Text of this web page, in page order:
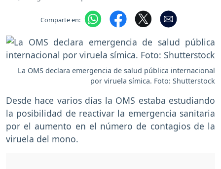
Comparte en:
La OMS declara emergencia de salud pública internacional
por viruela símica. Foto: Shutterstock
Desde hace varios días la OMS estaba estudiando
la posibilidad de reactivar la emergencia sanitaria
por el aumento en el número de contagios de la
viruela del mono.